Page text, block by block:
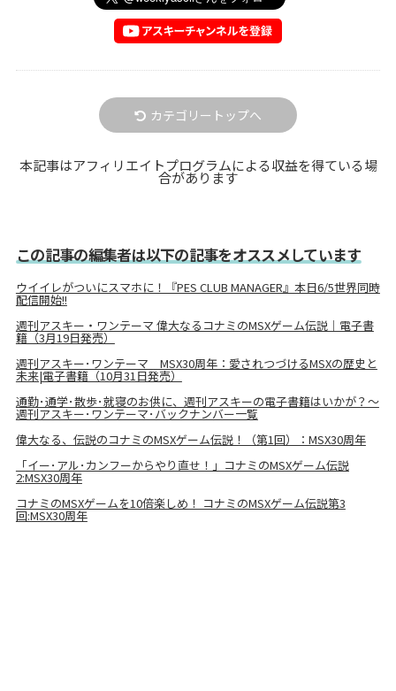
カテゴリートップへ
本記事はアフィリエイトプログラムによる収益を得ている場
合があります
この記事の編集者は以下の記事をオススメしています
ウイイレがついにスマホに！『PES CLUB MANAGER』本日6/5世界同時
配信開始!!
週刊アスキー・ワンテーマ 偉大なるコナミのMSXゲーム伝説｜電子書
籍（3月19日発売）
週刊アスキー･ワンテーマ MSX30周年：愛されつづけるMSXの歴史と
未来|電子書籍（10月31日発売）
通勤･通学･散歩･就寝のお供に、週刊アスキーの電子書籍はいかが？～
週刊アスキー･ワンテーマ･バックナンバー一覧
偉大なる、伝説のコナミのMSXゲーム伝説！（第1回）：MSX30周年
「イー･アル･カンフーからやり直せ！」コナミのMSXゲーム伝説
2:MSX30周年
コナミのMSXゲームを10倍楽しめ！ コナミのMSXゲーム伝説第3
回:MSX30周年